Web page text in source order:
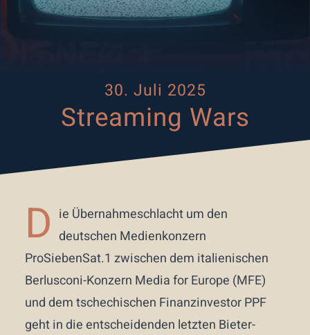
30. Juli 2025
Streaming Wars
D ie Übernahmeschlacht um den
deutschen Medienkonzern
ProSiebenSat.1 zwischen dem italienischen
Berlusconi-Konzern Media for Europe (MFE)
und dem tschechischen Finanzinvestor PPF
geht in die entscheidenden letzten Bieter-